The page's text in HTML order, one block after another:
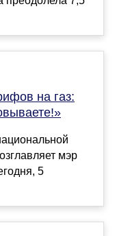
на газ:
мэр
5